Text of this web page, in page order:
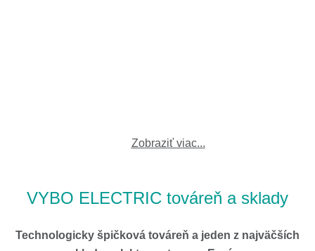
Zobraziť viac...
VYBO ELECTRIC továreň a sklady
Technologicky špičková továreň a jeden z najväčších